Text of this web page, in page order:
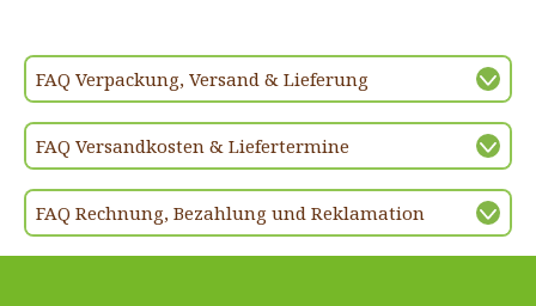
FAQ Verpackung, Versand & Lieferung
FAQ Versandkosten & Liefertermine
FAQ Rechnung, Bezahlung und Reklamation